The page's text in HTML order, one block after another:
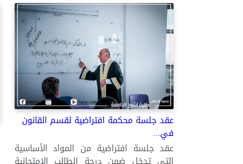
عقد جلسة محكمة افتراضية لقسم القانون
في...
عقد جلسة افتراضية من المواد الأساسية